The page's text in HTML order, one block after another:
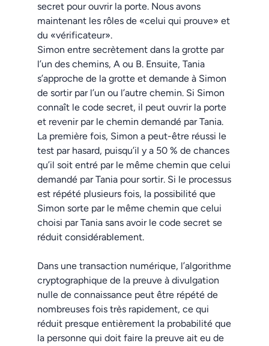
secret pour ouvrir la porte. Nous avons
maintenant les rôles de «celui qui prouve» et
du «vérificateur».
Simon entre secrètement dans la grotte par
l’un des chemins, A ou B. Ensuite, Tania
s’approche de la grotte et demande à Simon
de sortir par l’un ou l’autre chemin. Si Simon
connaît le code secret, il peut ouvrir la porte
et revenir par le chemin demandé par Tania.
La première fois, Simon a peut-être réussi le
test par hasard, puisqu’il y a 50 % de chances
qu’il soit entré par le même chemin que celui
demandé par Tania pour sortir. Si le processus
est répété plusieurs fois, la possibilité que
Simon sorte par le même chemin que celui
choisi par Tania sans avoir le code secret se
réduit considérablement.
Dans une transaction numérique, l’algorithme
cryptographique de la preuve à divulgation
nulle de connaissance peut être répété de
nombreuses fois très rapidement, ce qui
réduit presque entièrement la probabilité que
la personne qui doit faire la preuve ait eu de